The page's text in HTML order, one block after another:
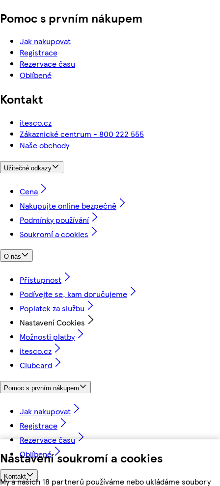
Nastavení soukromí a cookies
My a našich 18 partnerů používáme nebo ukládáme soubory
Pomoc s prvním nákupem
Jak nakupovat
Registrace
Rezervace času
Oblíbené
Kontakt
itesco.cz
Zákaznické centrum - 800 222 555
Naše obchody
Užitečné odkazy
Cena
Nakupujte online bezpečně
Podmínky používání
Soukromí a cookies
O nás
Přístupnost
Podívejte se, kam doručujeme
Poplatek za službu
Nastavení Cookies
Možnosti platby
itesco.cz
Clubcard
Pomoc s prvním nákupem
Jak nakupovat
Registrace
Rezervace času
Oblíbené
Kontakt